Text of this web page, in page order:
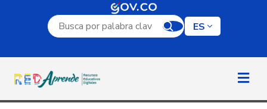
Campo de búsqueda por palabra clave
ES